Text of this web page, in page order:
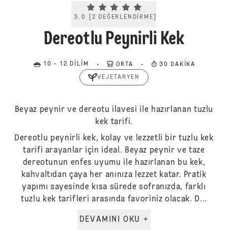
Current rating 5.0. Click to rate.
5.0 2 DEĞERLENDIRME
Dereotlu Peynirli Kek
10 - 12 DILIM ORTA 30 DAKIKA
VEJETARYEN
Beyaz peynir ve dereotu ilavesi ile hazırlanan tuzlu
kek tarifi.
Dereotlu peynirli kek, kolay ve lezzetli bir tuzlu kek
tarifi arayanlar için ideal. Beyaz peynir ve taze
dereotunun enfes uyumu ile hazırlanan bu kek,
kahvaltıdan çaya her anınıza lezzet katar. Pratik
yapımı sayesinde kısa sürede sofranızda, farklı
tuzlu kek tarifleri arasında favoriniz olacak. D...
DEVAMINI OKU +